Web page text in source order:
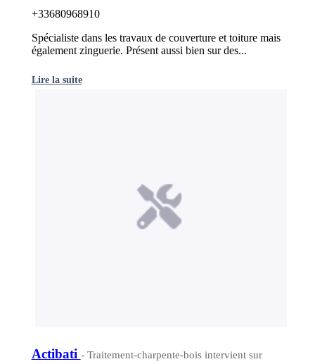
+33680968910
Spécialiste dans les travaux de couverture et toiture mais
également zinguerie. Présent aussi bien sur des...
Lire la suite
Actibati - Traitement-charpente-bois intervient sur